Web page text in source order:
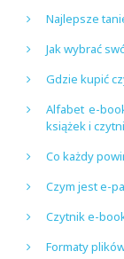
Najlepsze
Jak wybrać
Gdzie kupić
Alfabet e-
książek i
Co każdy
Czym jest e-
Czytnik e-
Formaty